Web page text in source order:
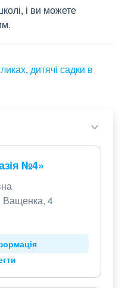
і ви можете
, дитячі садки в
№4»
Ващенка, 4